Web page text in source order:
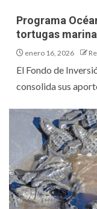
Programa
tortugas
enero 16, 2026
El Fondo de
consolida sus